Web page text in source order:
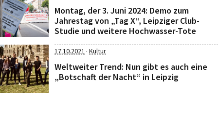
Montag, der 3. Juni 2024: Demo zum
Jahrestag von „Tag X“, Leipziger Club-
Studie und weitere Hochwasser-Tote
17.10.2021 · Kultur
Weltweiter Trend: Nun gibt es auch eine
„Botschaft der Nacht“ in Leipzig